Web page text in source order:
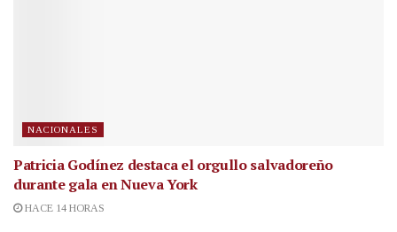
NACIONALES
Patricia Godínez destaca el orgullo salvadoreño
durante gala en Nueva York
HACE 14 HORAS